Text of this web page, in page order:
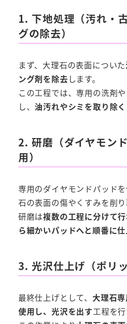
1. 下地処理（汚れ・
グの除去）
まず、大理石の表面についた
ング剤を除去します。
この工程では、専用の洗剤
し、油汚れやシミを取り除く
2. 研磨（ダイヤモン
用）
専用のダイヤモンドパッド
石の表面の傷やくすみを削り
研磨は複数の工程に分けて
ら細かいパッドへと順番に仕
3. 光沢仕上げ（ポリ
最終仕上げとして、 大理石
使用し、光沢を出す工程を行